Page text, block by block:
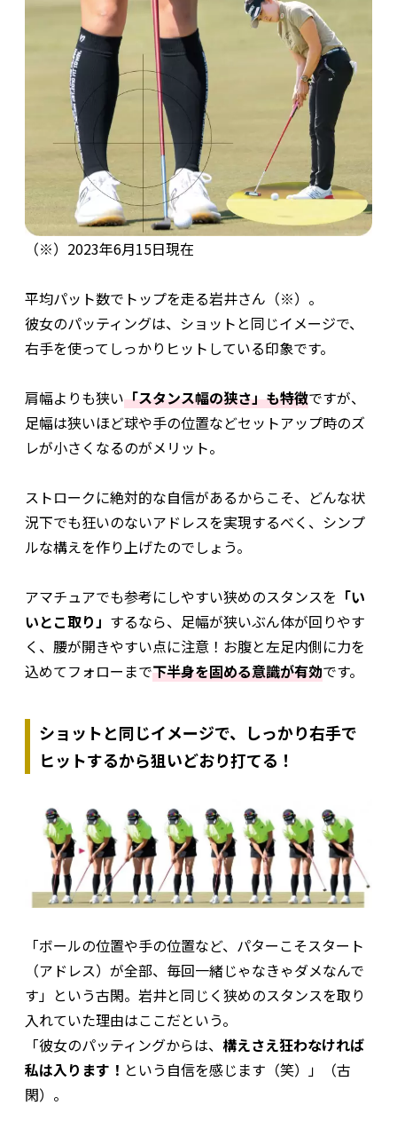
（※）2023年6月15日現在
平均パット数でトップを走る岩井さん（※）。
彼女のパッティングは、ショットと同じイメージで、
右手を使ってしっかりヒットしている印象です。
肩幅よりも狭い「スタンス幅の狭さ」も特徴ですが、
足幅は狭いほど球や手の位置などセットアップ時のズ
レが小さくなるのがメリット。
ストロークに絶対的な自信があるからこそ、どんな状
況下でも狂いのないアドレスを実現するべく、シンプ
ルな構えを作り上げたのでしょう。
アマチュアでも参考にしやすい狭めのスタンスを 「い
いとこ取り」 するなら、足幅が狭いぶん体が回りやす
く、腰が開きやすい点に注意！お腹と左足内側に力を
込めてフォローまで下半身を固める意識が有効です。
ショットと同じイメージで、しっかり右手で
ヒットするから狙いどおり打てる！
「ボールの位置や手の位置など、パターこそスタート
（アドレス）が全部、毎回一緒じゃなきゃダメなんで
す」という古閑。岩井と同じく狭めのスタンスを取り
入れていた理由はここだという。
「彼女のパッティングからは、 構えさえ狂わなければ
私は入ります！ という自信を感じます（笑）」（古
閑）。